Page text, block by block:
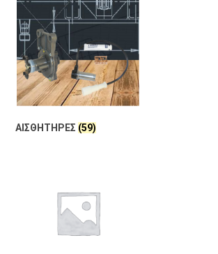
ΑΙΣΘΗΤΗΡΕΣ (59)